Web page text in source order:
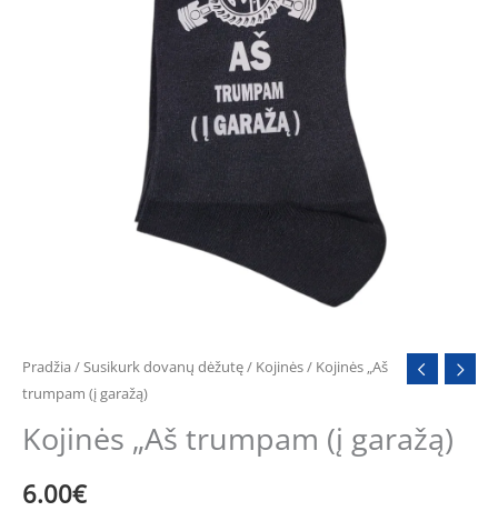
Pradžia / Susikurk dovanų dėžutę/ Kojinės/ Kojinės „Aš
trumpam (į garažą)
Kojinės „Aš trumpam (į garažą)
6.00€